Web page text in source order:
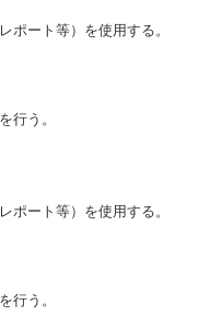
ポート等）を使用する。
行う。
ポート等）を使用する。
行う。